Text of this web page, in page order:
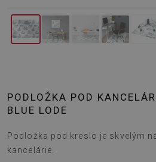
PODLOŽKA POD
BLUE LODE
Podložka pod kreslo je skvelým
kancelárie.